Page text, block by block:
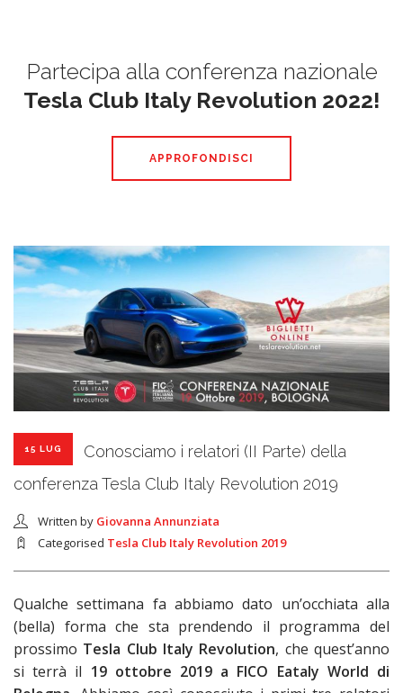
Partecipa alla conferenza nazionale
Tesla Club Italy Revolution 2022!
APPROFONDISCI
15 LUG
Conosciamo i relatori (II Parte) della
conferenza Tesla Club Italy Revolution 2019
Written by Giovanna Annunziata
Categorised Tesla Club Italy Revolution 2019
Qualche settimana fa abbiamo dato un’occhiata alla
(bella) forma che sta prendendo il programma del
prossimo Tesla Club Italy Revolution, che quest’anno
si terrà il 19 ottobre 2019 a FICO Eataly World di